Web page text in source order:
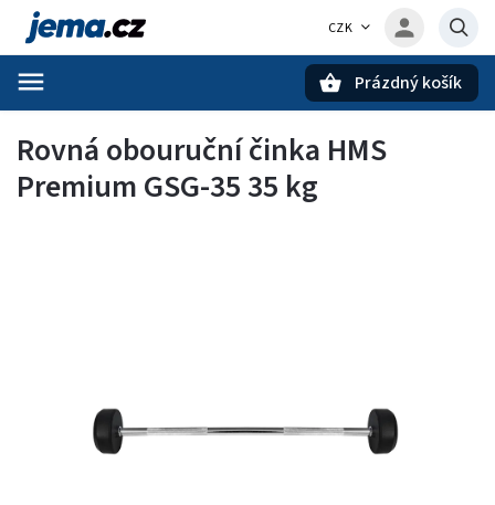
CZK
Prázdný košík
Rovná obouruční činka HMS
Premium GSG-35 35 kg